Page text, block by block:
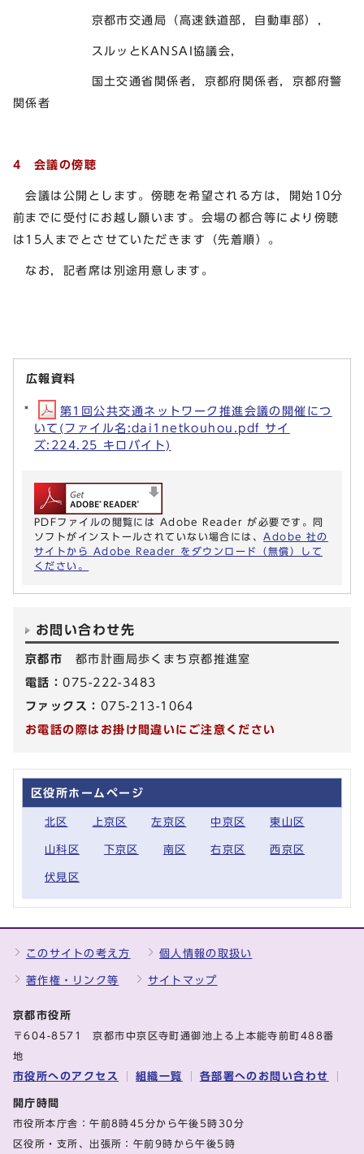
京都市交通局（高速鉄道部，自動車部），
スルッとKANSAI協議会，
国土交通省関係者，京都府関係者，京都府警
関係者
4 会議の傍聴
会議は公開とします。傍聴を希望される方は，開始10分
前までに受付にお越し願います。会場の都合等により傍聴
は15人までとさせていただきます（先着順）。
なお，記者席は別途用意します。
広報資料
第1回公共交通ネットワーク推進会議の開催につ
いて(ファイル名:dai1netkouhou.pdf サイ
ズ:224.25 キロバイト)
PDFファイルの閲覧には Adobe Reader が必要です。同
ソフトがインストールされていない場合には、 Adobe 社の
サイトから Adobe Reader をダウンロード（無償）して
ください。
お問い合わせ先
京都市 都市計画局歩くまち京都推進室
電話：075-222-3483
ファックス： 075-213-1064
お電話の際はお掛け間違いにご注意ください
区役所ホームページ
北区 上京区 左京区 中京区 東山区
山科区 下京区 南区 右京区 西京区
伏見区
このサイトの考え方 個人情報の取扱い
著作権・リンク等 サイトマップ
京都市役所
〒604-8571 京都市中京区寺町通御池上る上本能寺前町488番
地
市役所へのアクセス 組織一覧 各部署へのお問い合わせ
開庁時間
市役所本庁舎：午前8時45分から午後5時30分
区役所・支所、出張所：午前9時から午後5時